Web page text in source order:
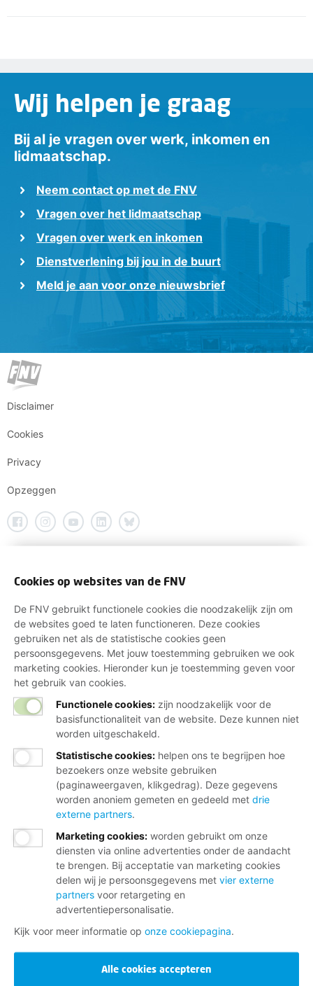
Wij helpen je graag
Bij al je vragen over werk, inkomen en
lidmaatschap.
Neem contact op met de FNV
Vragen over het lidmaatschap
Vragen over werk en inkomen
Dienstverlening bij jou in de buurt
Meld je aan voor onze nieuwsbrief
Disclaimer
Cookies
Privacy
Opzeggen
Cookies op websites van de FNV
De FNV gebruikt functionele cookies die noodzakelijk zijn om
de websites goed te laten functioneren. Deze cookies
gebruiken net als de statistische cookies geen
persoonsgegevens. Met jouw toestemming gebruiken we ook
marketing cookies. Hieronder kun je toestemming geven voor
het gebruik van cookies.
Functionele cookies: zijn noodzakelijk voor de
basisfunctionaliteit van de website. Deze kunnen niet
worden uitgeschakeld.
Statistische cookies: helpen ons te begrijpen hoe
bezoekers onze website gebruiken
(paginaweergaven, klikgedrag). Deze gegevens
worden anoniem gemeten en gedeeld met drie
externe partners.
Marketing cookies: worden gebruikt om onze
diensten via online advertenties onder de aandacht
te brengen. Bij acceptatie van marketing cookies
delen wij je persoonsgegevens met vier externe
partners voor retargeting en
advertentiepersonalisatie.
Kijk voor meer informatie op onze cookiepagina.
Alle cookies accepteren